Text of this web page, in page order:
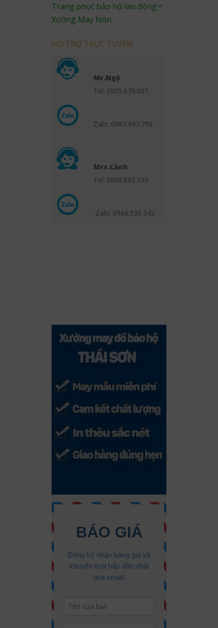
Trang phục bảo hộ lao động
Xưởng May Nón
HỖ TRỢ TRỰC TUYẾN
Mr.Ngộ
Tel: 0905.679.001
Zalo: 0983.693.799
Mrs.Cảnh
Tel: 0906.895.339
Zalo: 0966.539.342